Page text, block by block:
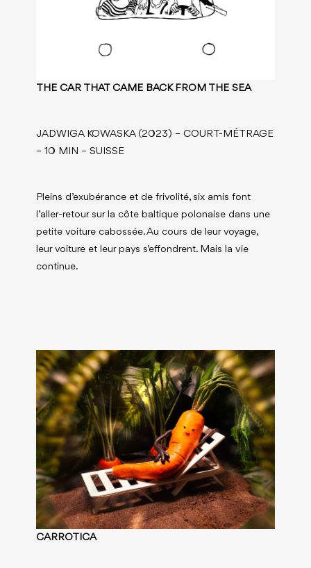
THE CAR THAT CAME BACK FROM THE SEA
JADWIGA KOWASKA (2023) – COURT-MÉTRAGE
– 10 MIN – SUISSE
Pleins d’exubérance et de frivolité, six amis font
l’aller-retour sur la côte baltique polonaise dans une
petite voiture cabossée. Au cours de leur voyage,
leur voiture et leur pays s’effondrent. Mais la vie
continue.
CARROTICA